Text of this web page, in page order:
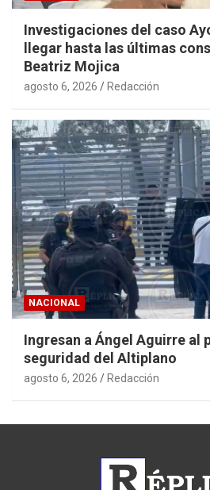
Investigaciones del caso
llegar hasta las últimas
Beatriz Mojica
agosto 6, 2026 Redacción
NACIONAL
Ingresan a Ángel Aguirre al
seguridad del Altiplano
agosto 6, 2026 Redacción